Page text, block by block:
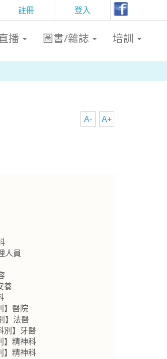
註冊 登入
播 圖書/雜誌 培訓
A+
A-
人員
養
】醫院
】法醫
別】牙醫
】精神科
】精神科